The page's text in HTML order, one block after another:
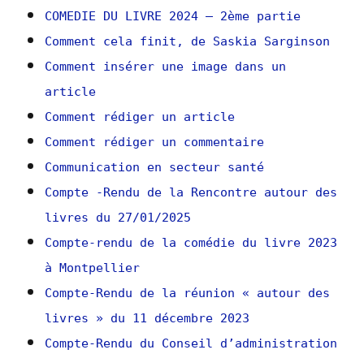
COMEDIE DU LIVRE 2024 – 2ème partie
Comment cela finit, de Saskia Sarginson
Comment insérer une image dans un
article
Comment rédiger un article
Comment rédiger un commentaire
Communication en secteur santé
Compte -Rendu de la Rencontre autour des
livres du 27/01/2025
Compte-rendu de la comédie du livre 2023
à Montpellier
Compte-Rendu de la réunion « autour des
livres » du 11 décembre 2023
Compte-Rendu du Conseil d’administration